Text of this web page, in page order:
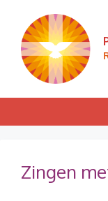
inhoud
Zingen